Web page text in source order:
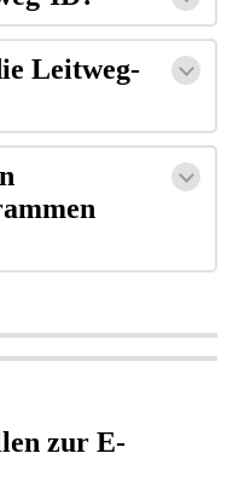
Leitweg-
zur E-